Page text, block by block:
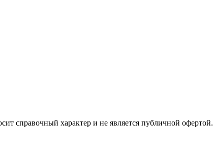
справочный характер и не является публичной офертой.